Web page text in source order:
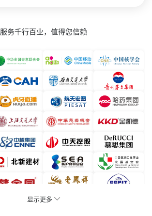
服务千行百业，值得您信赖
显示更多